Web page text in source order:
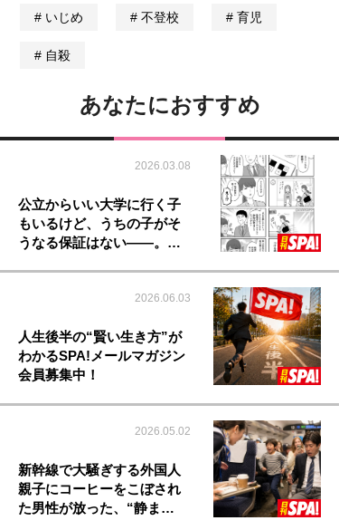
いじめ 不登校 育児
自殺
あなたにおすすめ
2026.03.08
公立からいい大学に行く子
もいるけど、うちの子がそ
うなる保証はない――。…
2026.06.03
人生後半の“賢い生き方”が
わかるSPA!メールマガジン
会員募集中！
2026.05.02
新幹線で大騒ぎする外国人
親子にコーヒーをこぼされ
た男性が放った、“静ま…